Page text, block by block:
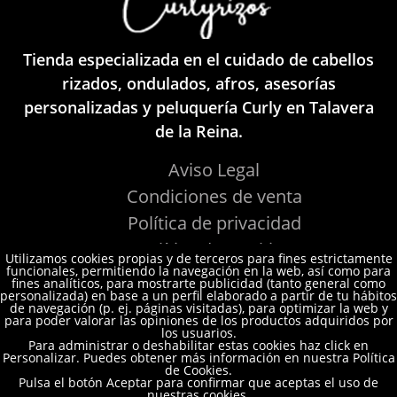
Tienda especializada en el cuidado de cabellos
rizados, ondulados, afros, asesorías
personalizadas y peluquería Curly en Talavera
de la Reina.
Aviso Legal
Condiciones de venta
Política de privacidad
Política de Cookies
Email: info@curlyrizos.es
Utilizamos cookies propias y de terceros para fines estrictamente
funcionales, permitiendo la navegación en la web, así como para
fines analíticos, para mostrarte publicidad (tanto general como
personalizada) en base a un perfil elaborado a partir de tu hábitos
de navegación (p. ej. páginas visitadas), para optimizar la web y
para poder valorar las opiniones de los productos adquiridos por
los usuarios.
Para administrar o deshabilitar estas cookies haz click en
Personalizar. Puedes obtener más información en nuestra Política
de Cookies.
Pulsa el botón Aceptar para confirmar que aceptas el uso de